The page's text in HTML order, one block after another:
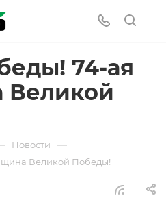
74-ая
Великой
Новости —
Великой Победы!